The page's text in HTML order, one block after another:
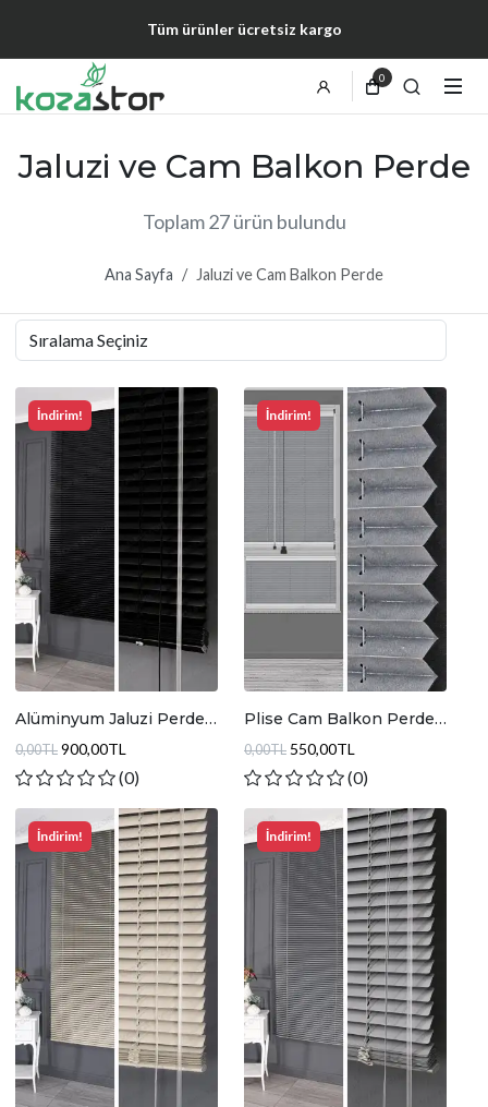
Tüm ürünler ücretsiz kargo
0
Jaluzi ve Cam Balkon Perde
Toplam 27 ürün bulundu
Ana Sayfa Jaluzi ve Cam Balkon Perde
İndirim!
Alüminyum Jaluzi Perde
0,00TL 900,00TL
(0)
İndirim!
Plise Cam Balkon Perde
0,00TL 550,00TL
(0)
İndirim! İndirim!